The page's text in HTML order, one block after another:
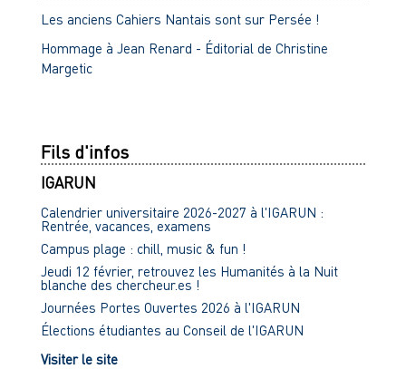
Les anciens Cahiers Nantais sont sur Persée !
Hommage à Jean Renard - Éditorial de Christine
Margetic
Fils d'infos
IGARUN
Calendrier universitaire 2026-2027 à l'IGARUN :
Rentrée, vacances, examens
Campus plage : chill, music & fun !
Jeudi 12 février, retrouvez les Humanités à la Nuit
blanche des chercheur.es !
Journées Portes Ouvertes 2026 à l'IGARUN
Élections étudiantes au Conseil de l'IGARUN
Visiter le site